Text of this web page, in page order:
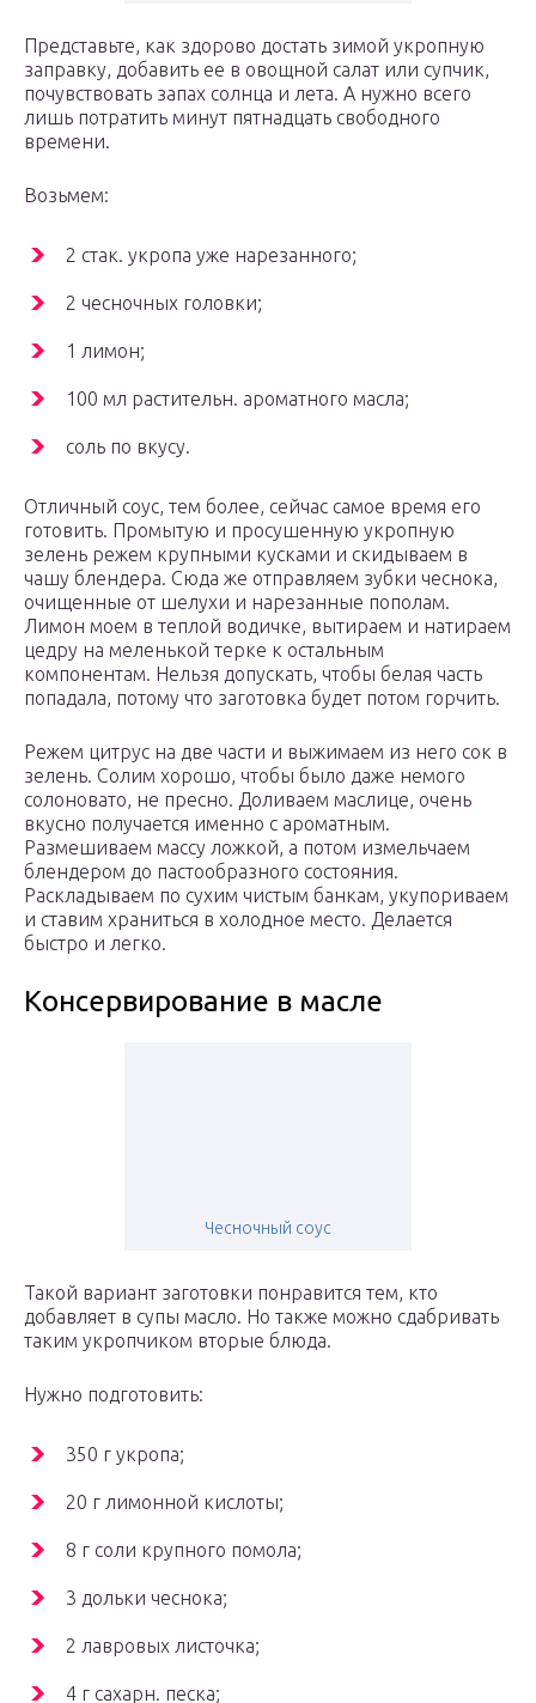
Представьте, как здорово достать зимой укропную
заправку, добавить ее в овощной салат или супчик,
почувствовать запах солнца и лета. А нужно всего
лишь потратить минут пятнадцать свободного
времени.
Возьмем:
2 стак. укропа уже нарезанного;
2 чесночных головки;
1 лимон;
100 мл растительн. ароматного масла;
соль по вкусу.
Отличный соус, тем более, сейчас самое время его
готовить. Промытую и просушенную укропную
зелень режем крупными кусками и скидываем в
чашу блендера. Сюда же отправляем зубки чеснока,
очищенные от шелухи и нарезанные пополам.
Лимон моем в теплой водичке, вытираем и натираем
цедру на меленькой терке к остальным
компонентам. Нельзя допускать, чтобы белая часть
попадала, потому что заготовка будет потом горчить.
Режем цитрус на две части и выжимаем из него сок в
зелень. Солим хорошо, чтобы было даже немого
солоновато, не пресно. Доливаем маслице, очень
вкусно получается именно с ароматным.
Размешиваем массу ложкой, а потом измельчаем
блендером до пастообразного состояния.
Раскладываем по сухим чистым банкам, укупориваем
и ставим храниться в холодное место. Делается
быстро и легко.
Консервирование в масле
Чесночный соус
Такой вариант заготовки понравится тем, кто
добавляет в супы масло. Но также можно сдабривать
таким укропчиком вторые блюда.
Нужно подготовить:
350 г укропа;
20 г лимонной кислоты;
8 г соли крупного помола;
3 дольки чеснока;
2 лавровых листочка;
4 г сахарн. песка;